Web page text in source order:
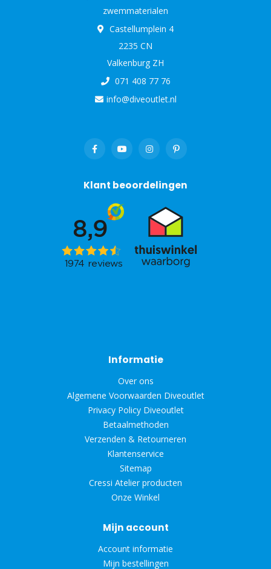
zwemmaterialen
Castellumplein 4
2235 CN
Valkenburg ZH
071 408 77 76
info@diveoutlet.nl
Klant beoordelingen
Informatie
Over ons
Algemene Voorwaarden Diveoutlet
Privacy Policy Diveoutlet
Betaalmethoden
Verzenden & Retourneren
Klantenservice
Sitemap
Cressi Atelier producten
Onze Winkel
Mijn account
Account informatie
Mijn bestellingen